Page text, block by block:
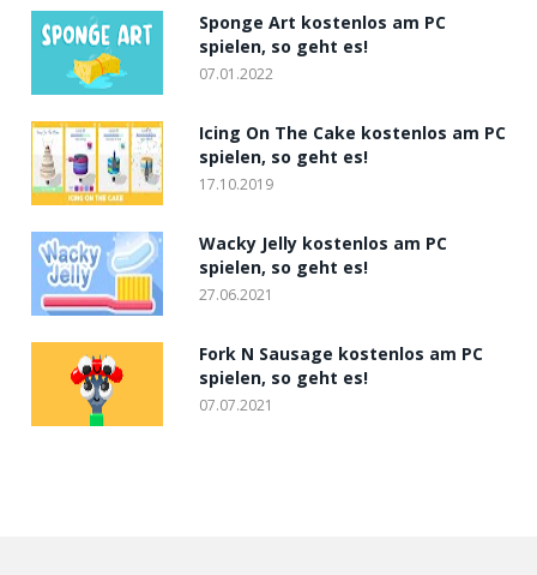
Sponge Art kostenlos am PC
spielen, so geht es!
07.01.2022
Icing On The Cake kostenlos am PC
spielen, so geht es!
17.10.2019
Wacky Jelly kostenlos am PC
spielen, so geht es!
27.06.2021
Fork N Sausage kostenlos am PC
spielen, so geht es!
07.07.2021